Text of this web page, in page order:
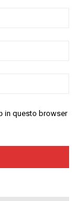
in questo browser